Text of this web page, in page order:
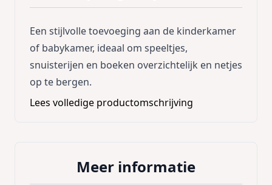
Een stijlvolle toevoeging aan de kinderkamer
of babykamer, ideaal om speeltjes,
snuisterijen en boeken overzichtelijk en netjes
op te bergen.
Lees volledige productomschrijving
Meer informatie